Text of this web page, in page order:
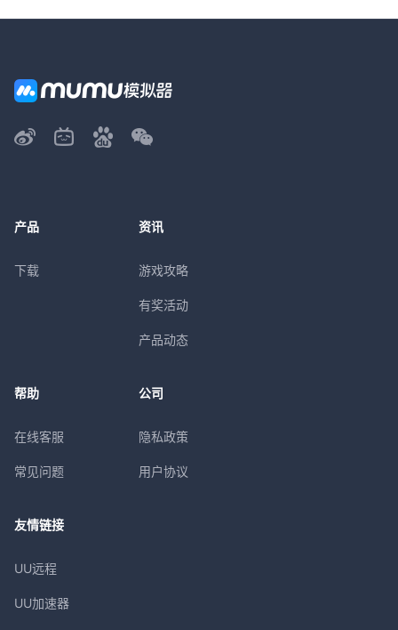
产品
下载
资讯
游戏攻略
有奖活动
产品动态
帮助
在线客服
常见问题
公司
隐私政策
用户协议
友情链接
UU远程
UU加速器